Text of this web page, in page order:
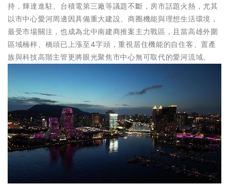
持，輝達進駐、台積電第三廠等議題不斷，房市話題火熱，尤其
以市中心愛河周邊因具備重大建設、商圈機能與理想生活環境，
最受市場關注，也成為北中南建商推案主力戰區，且當高雄外圍
區域楠梓、橋頭已上漲至4字頭，重視居住機能的自住客、置產
族與科技高階主管更將眼光聚焦市中心無可取代的愛河流域。